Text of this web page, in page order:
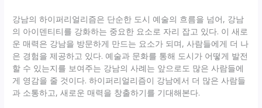
강남의 하이퍼리얼리즘은 단순한 도시 예술의 흐름을 넘어, 강남
의 아이덴티티를 강화하는 중요한 요소로 자리 잡고 있다. 이 새로
운 매력은 강남을 방문하게 만드는 요소가 되며, 사람들에게 더 나
은 경험을 제공하고 있다. 예술과 문화를 통해 도시가 어떻게 발전
할 수 있는지를 보여주는 강남의 사례는 앞으로도 많은 사람들에
게 영감을 줄 것이다. 하이퍼리얼리즘이 강남에서 더 많은 사람들
과 소통하고, 새로운 매력을 창출하기를 기대해본다.